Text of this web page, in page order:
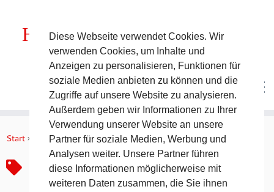
Inhalt
HöhenMeterRundwanderweg
DER Rundwanderweg um Pommelsbrunn
Start » Waldluft
Waldluft
Diese Webseite verwendet Cookies. Wir
verwenden Cookies, um Inhalte und
Anzeigen zu personalisieren, Funktionen für
soziale Medien anbieten zu können und die
Zugriffe auf unsere Website zu analysieren.
Außerdem geben wir Informationen zu Ihrer
Verwendung unserer Website an unsere
Partner für soziale Medien, Werbung und
Analysen weiter. Unsere Partner führen
diese Informationen möglicherweise mit
weiteren Daten zusammen, die Sie ihnen